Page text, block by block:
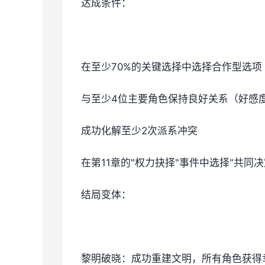
达成条件：
在至少70%的关键选择中选择合作型选项
与至少4位主要角色保持良好关系（好感
成功化解至少2次派系冲突
在第11章的"权力抉择"事件中选择"共同
结局变体：
黎明破晓：成功重建文明，所有角色获得